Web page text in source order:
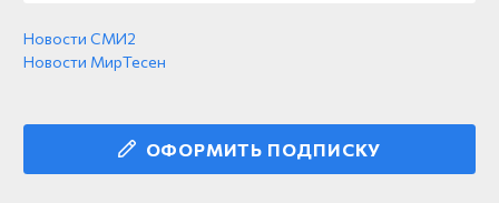
Новости СМИ2
Новости МирТесен
ОФОРМИТЬ ПОДПИСКУ